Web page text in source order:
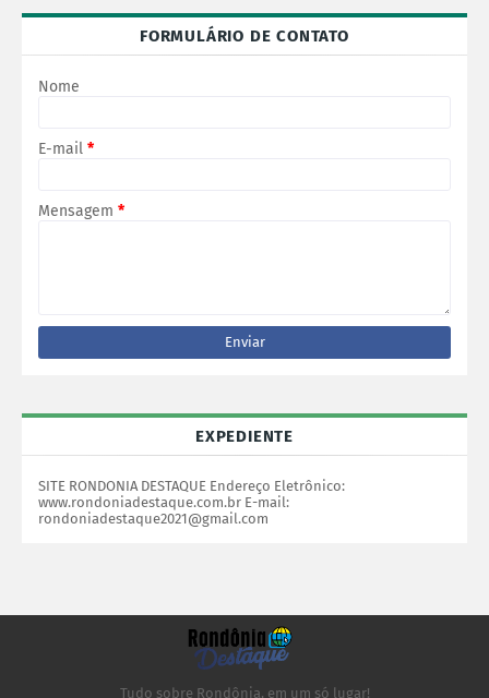
FORMULÁRIO DE CONTATO
Nome
E-mail *
Mensagem *
EXPEDIENTE
SITE RONDONIA DESTAQUE Endereço Eletrônico:
www.rondoniadestaque.com.br E-mail:
rondoniadestaque2021@gmail.com
Tudo sobre Rondônia, em um só lugar!